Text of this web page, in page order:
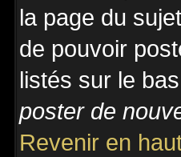
la page du
de pouvoir
listés sur le
poster de
Revenir en